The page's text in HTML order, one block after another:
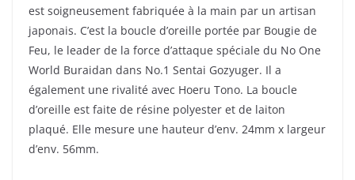
est soigneusement fabriquée à la main par un artisan
japonais. C’est la boucle d’oreille portée par Bougie de
Feu, le leader de la force d’attaque spéciale du No One
World Buraidan dans No.1 Sentai Gozyuger. Il a
également une rivalité avec Hoeru Tono. La boucle
d’oreille est faite de résine polyester et de laiton
plaqué. Elle mesure une hauteur d’env. 24mm x largeur
d’env. 56mm.